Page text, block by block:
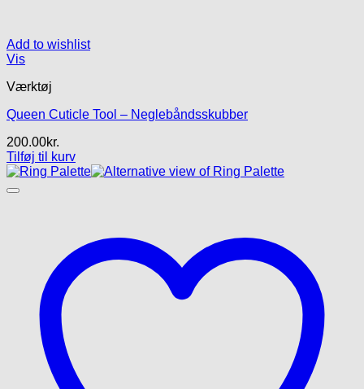
Add to wishlist
Vis
Værktøj
Queen Cuticle Tool – Neglebåndsskubber
200.00kr.
Tilføj til kurv